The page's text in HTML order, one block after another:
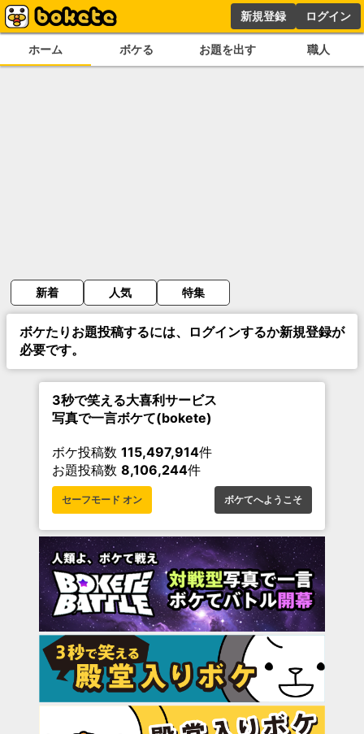
新規登録 ログイン
ホーム ボケる お題を出す 職人
新着 人気 特集
ボケたりお題投稿するには、ログインするか新規登録が
必要です。
3秒で笑える大喜利サービス
写真で一言ボケて(bokete)
ボケ投稿数 115,497,914件
お題投稿数 8,106,244件
セーフモード オン ボケてへようこそ